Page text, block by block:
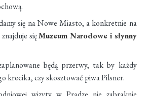
się na Nowe Miasto, a konkretnie na
sięMuzeum Narodowe i słynny
będą przerwy, tak by każdy
krecika, czy skosztować piwa Pilsner.